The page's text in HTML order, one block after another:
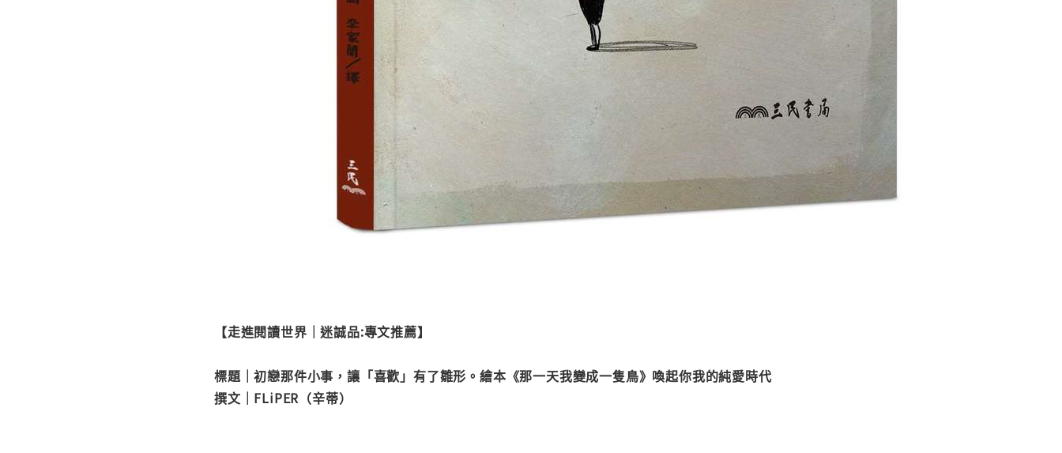
【走進閱讀世界｜迷誠品:專文推薦】
標題｜初戀那件小事，讓「喜歡」有了雛形。繪本《那一天我變成一隻鳥》喚起你我的純愛時代
撰文｜FLiPER（辛蒂）